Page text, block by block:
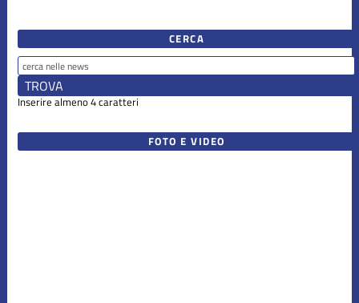
CERCA
Inserire almeno 4 caratteri
FOTO E VIDEO